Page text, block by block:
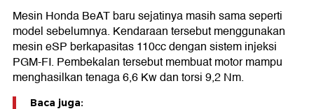
Mesin Honda BeAT baru sejatinya masih sama seperti
model sebelumnya. Kendaraan tersebut menggunakan
mesin eSP berkapasitas 110cc dengan sistem injeksi
PGM-FI. Pembekalan tersebut membuat motor mampu
menghasilkan tenaga 6,6 Kw dan torsi 9,2 Nm.
Baca juga: